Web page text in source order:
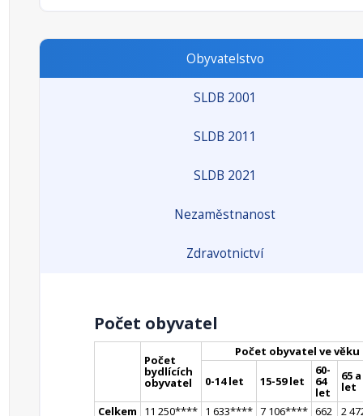
Obyvatelstvo
SLDB 2001
SLDB 2011
SLDB 2021
Nezaměstnanost
Zdravotnictví
Počet obyvatel
Počet
bydlících
obyvatel
Počet obyvatel ve věku
0-14 let 15-59 let
60-
64
let
65
let
Celkem
11 250**** 1 633**** 7 106**** 662 2